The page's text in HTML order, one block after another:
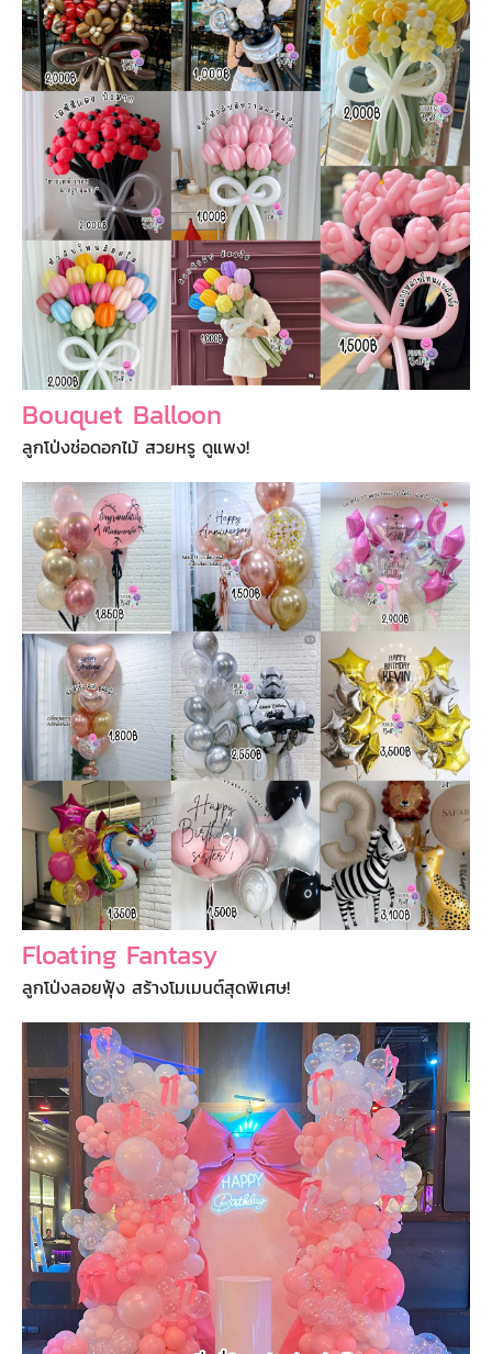
Bouquet Balloon
ลูกโป่งช่อดอกไม้ สวยหรู ดูแพง!
Floating Fantasy
ลูกโป่งลอยฟุ้ง สร้างโมเมนต์สุดพิเศษ!